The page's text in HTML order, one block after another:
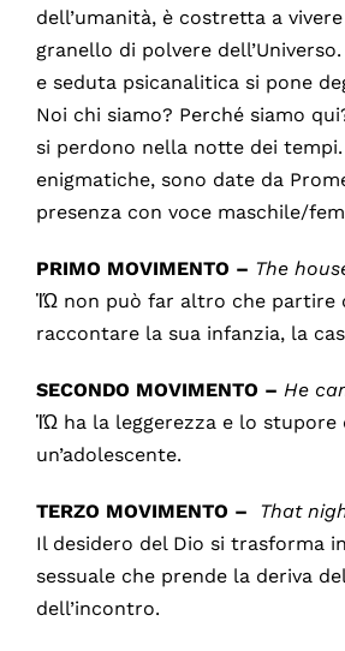
dell’umanità, è costretta a
granello di polvere
e seduta psicanalitica si pone
Noi chi siamo? Perché siamo
si perdono nella notte dei
enigmatiche, sono date da
presenza con voce maschile/
PRIMO MOVIMENTO – The
ἸΏ non può far altro che partire
raccontare la sua infanzia, la
SECONDO MOVIMENTO – He
ἸΏ ha la leggerezza e lo stupore
un’adolescente.
TERZO MOVIMENTO –
That
Il desidero del Dio si trasforma
sessuale che prende la deriva
dell’incontro.